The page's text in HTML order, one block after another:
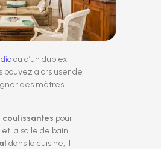
ou d’un duplex,
pouvez alors user de
des mètres
pour
la salle de bain
dans la cuisine, il